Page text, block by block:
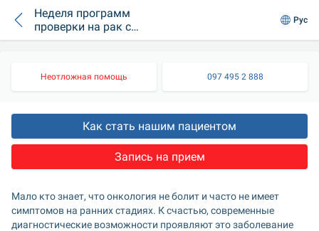
Неделя программ
проверки на рак со
скидкой 50%
Рус
Неотложная помощь 097 495 2 888
Как стать нашим пациентом
Запись на прием
Мало кто знает, что онкология не болит и часто не имеет
симптомов на ранних стадиях. К счастью, современные
диагностические возможности проявляют это заболевание